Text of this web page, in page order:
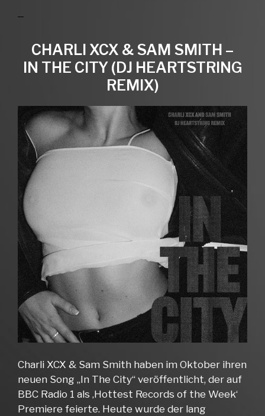
CHARLI XCX & SAM SMITH –
IN THE CITY (DJ HEARTSTRING
REMIX)
Charli XCX & Sam Smith haben im Oktober ihren
neuen Song „In The City“ veröffentlicht, der auf
BBC Radio 1 als ‚Hottest Records of the Week‘
Premiere feierte. Heute wurde der lang